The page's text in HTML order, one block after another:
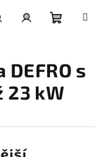
košík
s
23 kW